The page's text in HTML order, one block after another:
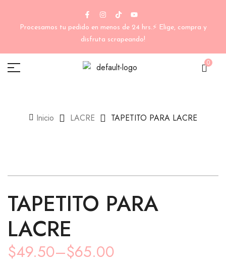
Procesamos tu pedido en menos de 24 hrs.⚡ Elige, compra y
disfruta scrapeando!
0
Inicio LACRE TAPETITO PARA LACRE
TAPETITO PARA
LACRE
$49.50–$65.00